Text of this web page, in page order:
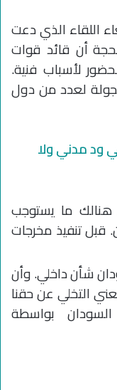
اللقاء الذي دعت
لأسباب فنية.
لعدد من دول
ود مدني ولا
ما يستوجب
قبل تنفيذ مخرجات
شأن داخلي. وأن
تعني التخلي عن حقنا
بواسطة